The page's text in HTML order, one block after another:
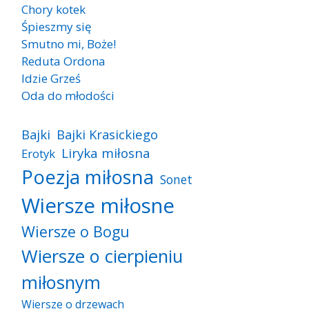
Chory kotek
Śpieszmy się
Smutno mi, Boże!
Reduta Ordona
Idzie Grześ
Oda do młodości
Bajki Bajki Krasickiego
Erotyk Liryka miłosna
Poezja miłosna Sonet
Wiersze miłosne
Wiersze o Bogu
Wiersze o cierpieniu
miłosnym
Wiersze o drzewach